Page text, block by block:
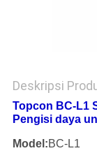
Deskripsi
Topcon BC-L1
Pengisi daya
Model:BC-L1